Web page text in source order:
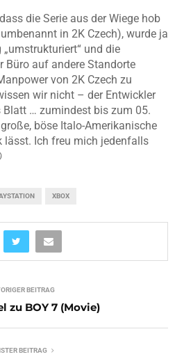
die Serie aus der Wiege hob
in 2K Czech), wurde ja
und die
Büro auf andere Standorte
von 2K Czech zu
wir nicht – der Entwickler
Blatt … zumindest bis zum 05.
böse Italo-Amerikanische
lässt. Ich freu mich jedenfalls
XBOX
BEITRAG
zu BOY 7 (Movie)
BEITRAG